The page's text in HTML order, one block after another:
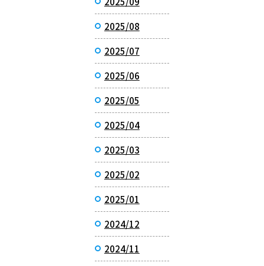
2025/08
2025/07
2025/06
2025/05
2025/04
2025/03
2025/02
2025/01
2024/12
2024/11